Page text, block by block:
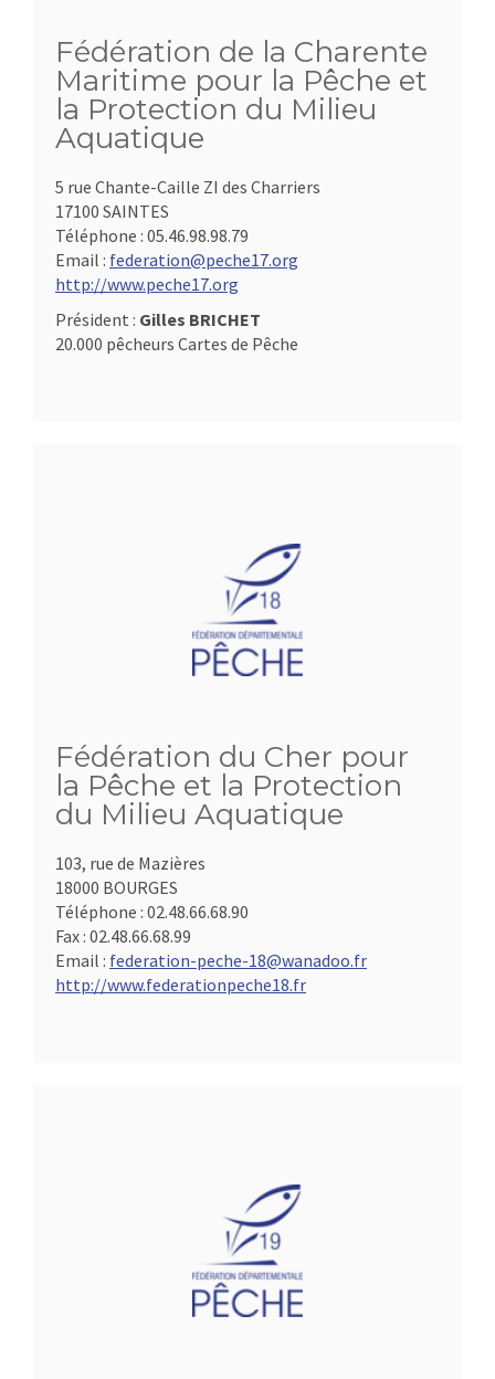
Fédération de la Charente
Maritime pour la Pêche et
la Protection du Milieu
Aquatique
5 rue Chante-Caille ZI des Charriers
17100 SAINTES
Téléphone : 05.46.98.98.79
Email : federation@peche17.org
http://www.peche17.org
Président : Gilles BRICHET
20.000 pêcheurs Cartes de Pêche
Fédération du Cher pour
la Pêche et la Protection
du Milieu Aquatique
103, rue de Mazières
18000 BOURGES
Téléphone : 02.48.66.68.90
Fax : 02.48.66.68.99
Email : federation-peche-18@wanadoo.fr
http://www.federationpeche18.fr